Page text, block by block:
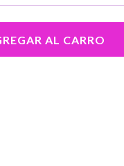
AL CARRO